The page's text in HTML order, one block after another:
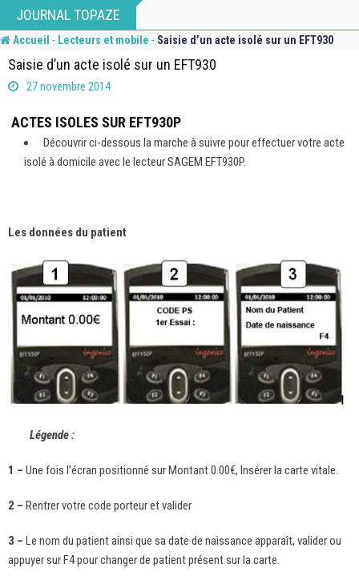
to
content
JOURNAL TOPAZE
Accueil - Lecteurs et mobile - Saisie d’un acte isolé sur un EFT930
Saisie d’un acte isolé sur un EFT930
27 novembre 2014
ACTES ISOLES SUR EFT930P
Découvrir ci-dessous la marche à suivre pour effectuer votre acte
isolé à domicile avec le lecteur SAGEM EFT930P.
Les données du patient
Légende :
1 – Une fois l’écran positionné sur Montant 0.00€, Insérer la carte vitale.
2 – Rentrer votre code porteur et valider
3 – Le nom du patient ainsi que sa date de naissance apparaît, valider ou
appuyer sur F4 pour changer de patient présent sur la carte.